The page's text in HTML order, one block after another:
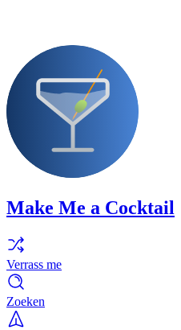
Make Me a Cocktail
Verrass me
Zoeken